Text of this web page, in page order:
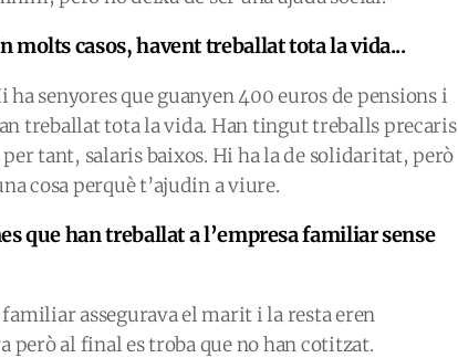
molts casos, havent treballat tota la vida...
ha senyores que guanyen 400 euros de pensions i
treballat tota la vida. Han tingut treballs precaris
tant, salaris baixos. Hi ha la de solidaritat, però
cosa perquè t’ajudin a viure.
que han treballat a l’empresa familiar sense
assegurava el marit i la resta eren
però al final es troba que no han cotitzat.